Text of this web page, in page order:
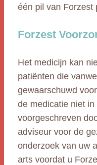
één pil van Forzest
Forzest
Het medicijn kan
patiënten die
gewaarschuwd
de medicatie niet in
voorgeschreven
adviseur voor de
onderzoek van uw
arts voordat u